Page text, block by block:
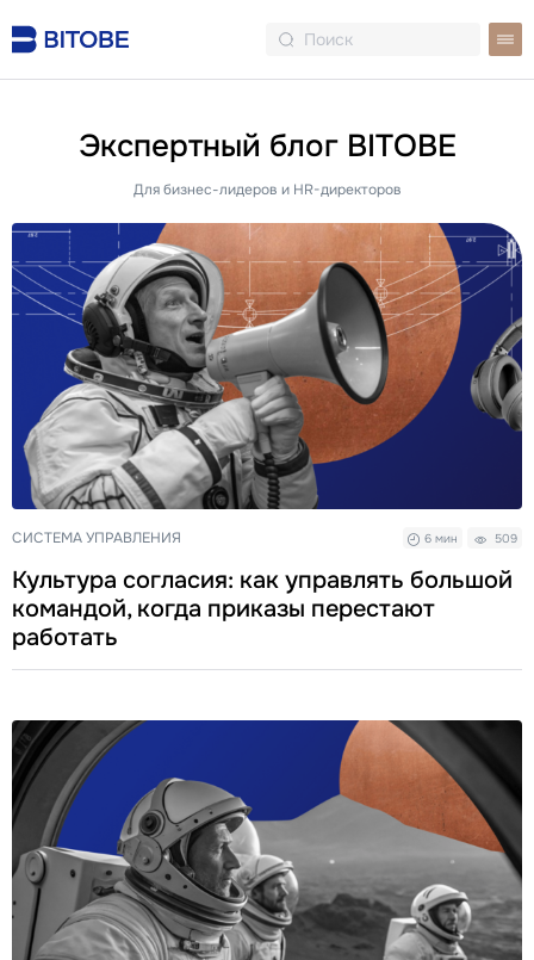
Экспертный блог BITOBE
Для бизнес-лидеров и HR-директоров
СИСТЕМА УПРАВЛЕНИЯ 6 мин 509
Культура согласия: как управлять большой
командой, когда приказы перестают
работать